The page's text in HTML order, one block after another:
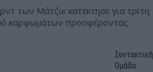
των Μάτζικ κατέκτησε για τρίτη
καρφωμάτων προσφέροντας
Συντακτική
Ομάδα